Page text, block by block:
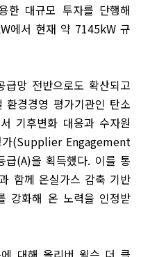
한 대규모 투자를 단행해
에서 현재 약 7145kW 규
망 전반으로도 확산되고
환경경영 평가기관인 탄소
기후변화 대응과 수자원
(Supplier Engagement
급(A)을 획득했다. 이를 통
함께 온실가스 감축 기반
강화해 온 노력을 인정받